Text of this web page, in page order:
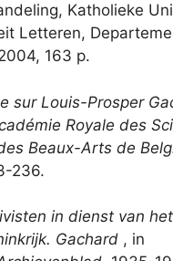
Katholieke
Letteren,
163 p.
sur Louis-Prosper
Royale des
Beaux-Arts de
236.
in dienst van het
Gachard , in